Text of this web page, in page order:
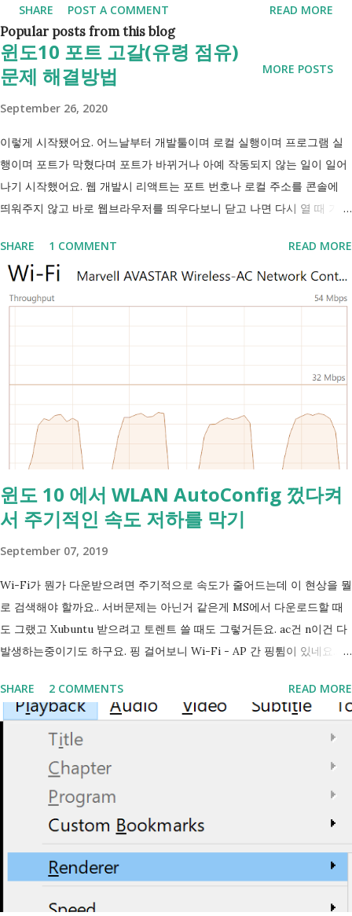
여러 앱에서 클립보드를 복사해갔다는 것이 들통나 시끄러웠기
도 했어요. 그러면 하나. 안드로이드나 PC판에도 그러지 않을까
싶어 불안감이 커지실 수도 있을 것 같아요. 다행히 안드로이드
에서는 안드로이드 10.0 (API 29) 부터 기본 키보드 외에는 포커
스를 갖지 않은 백그라운드 앱이 클립보드를 읽어갈 수 없으니 기
라운드, 현재 메인으로 띄워져있는 앱의 경우는 어떨까요? 아쉽
게도 이에 대한 메시지(iOS처럼 "A앱에서 붙여넣은 B앱")나 이를
막는 제어 기능은 없더라구요. 😂😂 그렇다고 낙심하지 마세요. 3
년전 xda 글 에 따르면 adb 명령을 통해 클립보드 접근을 제어할
행할 수 있도록 압축을 풀어두셔야 하고 안드로이드 기기에서는
USB 디버깅을 켜두셔야 명령 실행이 가능해요. 이 부분은 검색을
의 자리의 명령 프롬프트가 열려 편해요. 그리고 한 번 클립보드
접근하는 앱이 얼마나 많은지 확인해볼까요. 개발자가
READ_CLIPBOARD 권한을 선언한 앱은 설치 후 이 권한이 자동
SHARE POST A COMMENT READ MORE
MORE POSTS
Popular posts from this blog
윈도10 포트 고갈(유령 점유)
문제 해결방법
September 26, 2020
이렇게 시작됐어요. 어느날부터 개발툴이며 로컬 실행이며 프로그램 실
행이며 포트가 막혔다며 포트가 바뀌거나 아예 작동되지 않는 일이 일어
나기 시작했어요. 웹 개발시 리액트는 포트 번호나 로컬 주소를 콘솔에
띄워주지 않고 바로 웹브라우저를 띄우다보니 닫고 나면 다시 열 때 기본
, TCPView 등에서 찾아보는 등 고생하게 되더라구요. 예시로 든 프로그
램은 IntelliJ IDEA 라는 개발 도구인데, 이 프로그램은 6942부터 6991
까지 총 50개의 포트를 시도하기 때문에 한두개 막혀서 일어나는 문제가
보안SW 때문일 수 있습니다." -IDEA 구동 실패: 주소가 이미 사용중입니
서 포트를 바꿔줘야하는 상황도 겪었고, 이 때 개발초보인 저에겐 이 포
트번호를 쓰는 개발품의 포트 설정을 모두 바꿔줘야하는 불편이 있었어
요. 그런데 이렇게 누군가 먹어버린 포트는 netstat 등의 도구를 쓰면 나
오기 마련이죠? 그런데 제가 겪은 문제는 이들 프로그램에서 해당 포트
는 점유되지 않은 걸로 나왔고 그래서 sudo nc -l -p 3306 같이 직접 점
면 점유된게 사라지곤 해서 다행으로 여기고 쓰다 보면 다른데가 점유되
어 있더라구요. 흠... 그래서 인터넷에 검색을 해서 Hyper-V의
vEthernet 어댑터도 꺼보고 했지만 오래 가는 해결 방법은 아니었어요.
그러다가 문득 IntelliJ IDEA에서 범위단위로 포트를 찾는다는 생각에 검
색어를 '포트 점유'에서 '포트 ...
SHARE 1 COMMENT READ MORE
윈도 10 에서 WLAN AutoConfig 껐다켜
서 주기적인 속도 저하를 막기
September 07, 2019
Wi-Fi가 뭔가 다운받으려면 주기적으로 속도가 줄어드는데 이 현상을 뭘
로 검색해야 할까요.. 서버문제는 아닌거 같은게 MS에서 다운로드할 때
도 그랬고 Xubuntu 받으려고 토렌트 쓸 때도 그렇거든요. ac건 n이건 다
발생하는중이기도 하구요. 핑 걸어보니 Wi-Fi - AP 간 핑튐이 있네요...
netsh wlan set autoconfig enabled= no interface=" Wi-Fi " (단, Wi-
Fi라는 네트워크 디바이스 이름은 컴퓨터마다 다를 수 있음) 를 시도했더
니 핑튐이 좀 줄었어요. 여기서 Wi-Fi 라는건 설정 - 네트워크&인터넷 -
상태 - 어댑터 설정 변경 누르면 나오는 창에 '네트워크 연결'의 이름입니
다. 예> 로컬 영역 연결 하지만 이 방법은 한가지 단점이 있습니다.
Wi-Fi 검색이 아예 안되게 되서 도중에Wi-Fi를 바꾸거나 끊어야할 때 다
시 설정을 바꿔야한다는 것이죠. 설정을 원래대로 돌릴 땐 netsh wlan
set autoconfig enabled= yes interface=" Wi-Fi " 입니다. no를 yes로
바꾸세요. 실행직후 지금까지 연결되어있었던 Wi-Fi랑은 연결이 끊어지
SHARE 2 COMMENTS READ MORE